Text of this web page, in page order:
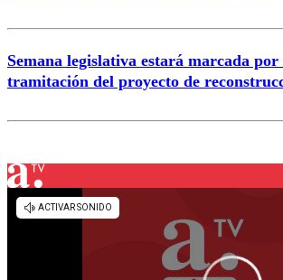
Semana legislativa estará marcada
tramitación del proyecto de